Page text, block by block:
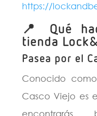
https://
📍 Qué
tienda
Pasea por el
Conocido
Casco Viejo es
encontrarás